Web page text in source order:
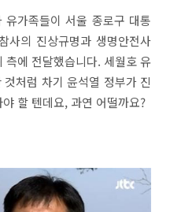
가족들이 서울 종로구 대통
사의 진상규명과 생명안전사
측에 전달했습니다. 세월호 유
처럼 차기 윤석열 정부가 진
할 텐데요, 과연 어떨까요?